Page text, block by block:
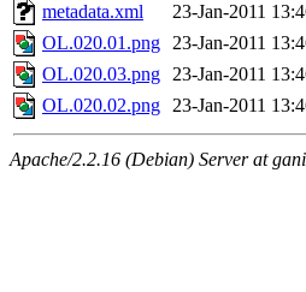
metadata.xml
23-Jan-2011
OL.020.01.png 23-Jan-2011
OL.020.03.png 23-Jan-2011
OL.020.02.png 23-Jan-2011
Apache/2.2.16 (Debian) Server at